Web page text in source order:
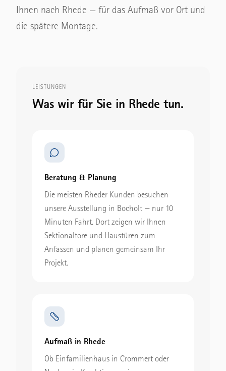
Ihnen nach Rhede — für das Aufmaß vor Ort und
die spätere Montage.
LEISTUNGEN
Was wir für Sie in Rhede tun.
Beratung & Planung
Die meisten Rheder Kunden besuchen
unsere Ausstellung in Bocholt — nur 10
Minuten Fahrt. Dort zeigen wir Ihnen
Sektionaltore und Haustüren zum
Anfassen und planen gemeinsam Ihr
Projekt.
Aufmaß in Rhede
Ob Einfamilienhaus in Crommert oder